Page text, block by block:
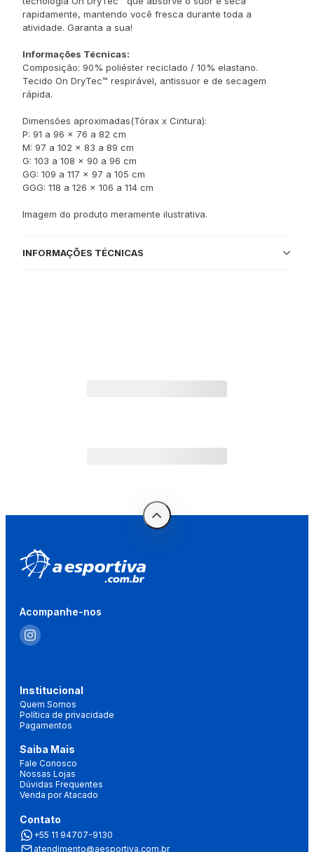
rapidamente, mantendo você fresca durante toda a
atividade. Garanta a sua!
Informações Técnicas:
Composição: 90% poliéster reciclado / 10% elastano.
Tecido On DryTec™ respirável, antissuor e de secagem
rápida.
Dimensões aproximadas(Tórax x Cintura):
P: 91 a 96 x 76 a 82 cm
M: 97 a 102 x 83 a 89 cm
G: 103 a 108 x 90 a 96 cm
GG: 109 a 117 x 97 a 105 cm
GGG: 118 a 126 x 106 a 114 cm
Imagem do produto meramente ilustrativa.
INFORMAÇÕES TÉCNICAS
Acompanhe-nos
Institucional
Quem Somos
Política de privacidade
Pagamentos
Saiba Mais
Fale Conosco
Nossas Lojas
Dúvidas Frequentes
Venda por Atacado
Contato
+55 11 94707-9130
atendimento@aesportiva.com.br